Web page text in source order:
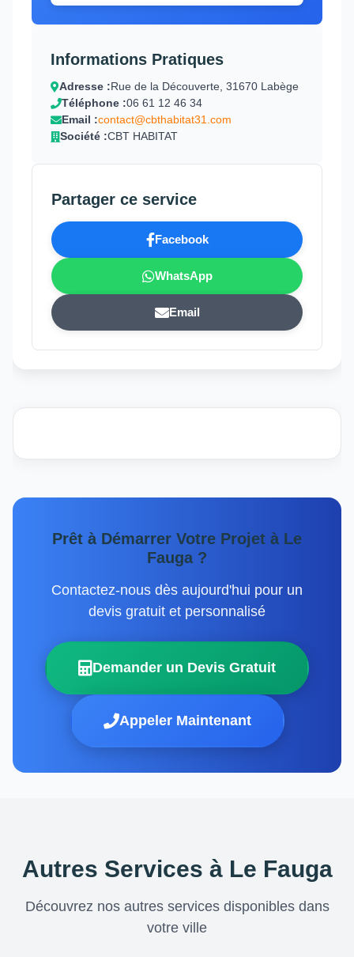
Informations Pratiques
Adresse :Rue de la Découverte, 31670 Labège
Téléphone :06 61 12 46 34
Email :contact@cbthabitat31.com
Société :CBT HABITAT
Partager ce service
Facebook
WhatsApp
Email
Prêt à Démarrer Votre Projet à Le
Fauga ?
Contactez-nous dès aujourd'hui pour un
devis gratuit et personnalisé
Demander un Devis Gratuit
Appeler Maintenant
Autres Services à Le Fauga
Découvrez nos autres services disponibles dans
votre ville